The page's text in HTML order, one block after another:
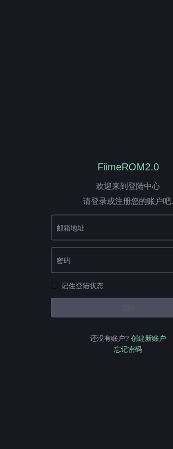
FiimeROM2.0
欢迎来到登陆中心
请登录或注册您的账户吧.
邮箱地址
密码
记住登陆状态
还没有账户? 创建新账户
忘记密码